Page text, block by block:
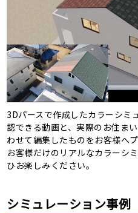
3Dパースで作成したカラーシミ
認できる動画と、実際のお住ま
わせて編集したものをお客様へプ
お客様だけのリアルなカラーシ
ひお楽しみください。
シミュレーション事例